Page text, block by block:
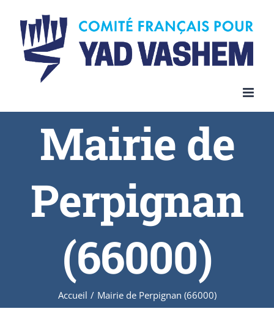
content
Mairie de
Perpignan
(66000)
Accueil / Mairie de Perpignan (66000)